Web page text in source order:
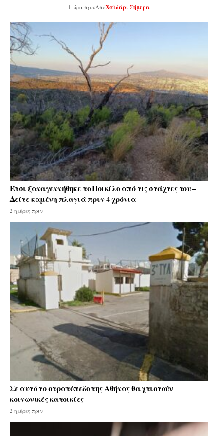
1 ώρα πρινΑπόΧαϊδάρι Σήμερα
Έτσι ξαναγεννήθηκε το Ποικίλο από τις στάχτες του –
Δείτε καμένη πλαγιά πριν 4 χρόνια
2 ημέρες πριν
Σε αυτό το στρατόπεδο της Αθήνας θα χτιστούν
κοινωνικές κατοικίες
2 ημέρες πριν